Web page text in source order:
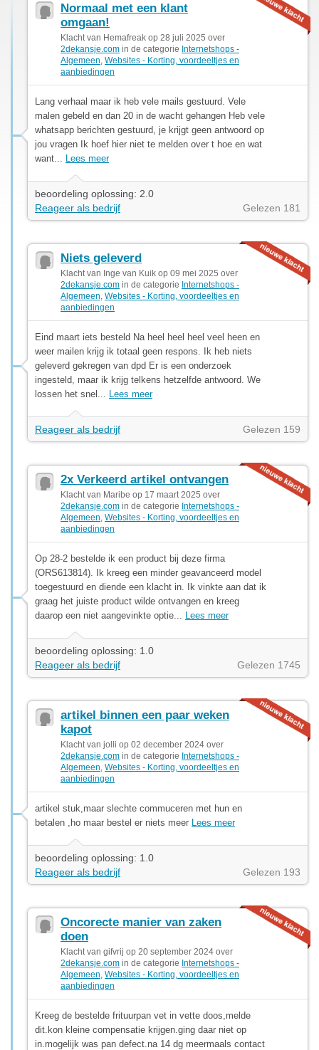
Normaal met een klant
omgaan!
Klacht van Hemafreak op 28 juli 2025 over
2dekansje.com in de categorie Internetshops -
Algemeen Websites - Korting, voordeeltjes en
aanbiedingen
Lang verhaal maar ik heb vele mails gestuurd. Vele
malen gebeld en dan 20 in de wacht gehangen Heb vele
whatsapp berichten gestuurd, je krijgt geen antwoord op
jou vragen Ik hoef hier niet te melden over t hoe en wat
want... Lees meer
beoordeling oplossing: 2.0
Reageer als bedrijf
Gelezen 181
Niets geleverd
Klacht van Inge van Kuik op 09 mei 2025 over
2dekansje.com in de categorie Internetshops -
Algemeen Websites - Korting, voordeeltjes en
aanbiedingen
Eind maart iets besteld Na heel heel heel veel heen en
weer mailen krijg ik totaal geen respons. Ik heb niets
geleverd gekregen van dpd Er is een onderzoek
ingesteld, maar ik krijg telkens hetzelfde antwoord. We
lossen het snel... Lees meer
Reageer als bedrijf Gelezen 159
2x Verkeerd artikel ontvangen
Klacht van Maribe op 17 maart 2025 over
2dekansje.com in de categorie Internetshops -
Algemeen Websites - Korting, voordeeltjes en
aanbiedingen
Op 28-2 bestelde ik een product bij deze firma
(ORS613814). Ik kreeg een minder geavanceerd model
toegestuurd en diende een klacht in. Ik vinkte aan dat ik
graag het juiste product wilde ontvangen en kreeg
daarop een niet aangevinkte optie... Lees meer
beoordeling oplossing: 1.0
Reageer als bedrijf
Gelezen 1745
artikel binnen een paar weken
kapot
Klacht van jolli op 02 december 2024 over
2dekansje.com in de categorie Internetshops -
Algemeen Websites - Korting, voordeeltjes en
aanbiedingen
artikel stuk,maar slechte commuceren met hun en
betalen ,ho maar bestel er niets meer Lees meer
beoordeling oplossing: 1.0
Reageer als bedrijf
Gelezen 193
Oncorecte manier van zaken
doen
Klacht van gifvrij op 20 september 2024 over
2dekansje.com in de categorie Internetshops -
Algemeen Websites - Korting, voordeeltjes en
aanbiedingen
Kreeg de bestelde frituurpan vet in vette doos,melde
dit.kon kleine compensatie krijgen.ging daar niet op
in.mogelijk was pan defect.na 14 dg meermaals contact